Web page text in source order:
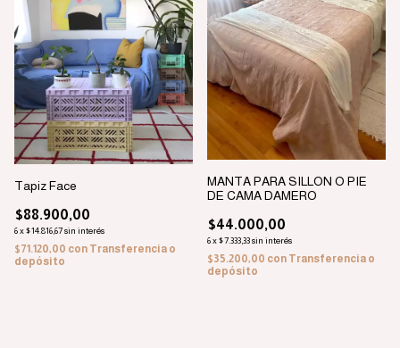
Tapiz Face
$88.900,00
6x$14.816,67sin interés
$71.120,00 con Transferencia o
depósito
MANTA PARA SILLON O PIE
DE CAMA DAMERO
$44.000,00
6x$7.333,33sin interés
$35.200,00 con Transferencia o
depósito